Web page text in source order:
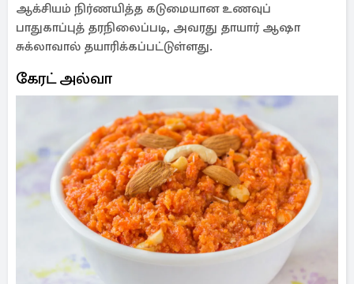
ஆக்சியம் நிர்ணயித்த கடுமையான உணவுப்
பாதுகாப்புத் தரநிலைப்படி, அவரது தாயார் ஆஷா
சுக்லாவால் தயாரிக்கப்பட்டுள்ளது.
கேரட் அல்வா